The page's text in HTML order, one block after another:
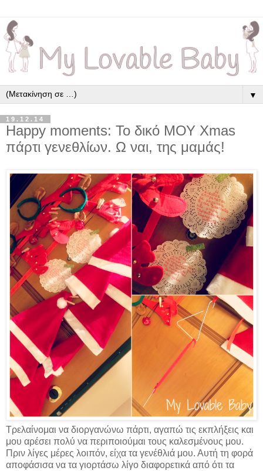
▼
19.12.14
Happy moments: Το δικό ΜΟΥ Xmas
πάρτι γενεθλίων. Ω ναι, της μαμάς!
Τρελαίνομαι να διοργανώνω πάρτι, αγαπώ τις εκπλήξεις και
μου αρέσει πολύ να περιποιούμαι τους καλεσμένους μου.
Πριν λίγες μέρες λοιπόν, είχα τα γενέθλιά μου. Αυτή τη φορά
αποφάσισα να τα γιορτάσω λίγο διαφορετικά από ότι τα